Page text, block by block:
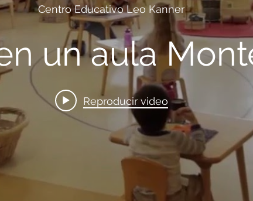
Centro Educativo Leo Kanner
un aula
Reproducir video